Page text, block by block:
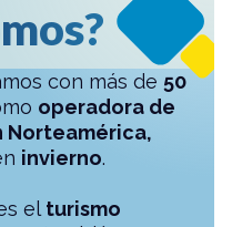
con más de 50
operadora de
Norteamérica,
invierno.
el turismo